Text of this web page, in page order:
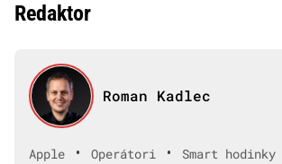
Redaktor
Roman Kadlec
Apple • Operátori •
Smart hodinky